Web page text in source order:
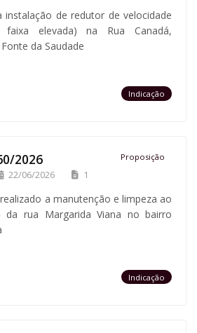
instalação de redutor de velocidade
faixa elevada) na Rua Canadá,
da Saudade
Indicação
2026 Proposição
22/06/2026 1
a manutenção e limpeza ao
da rua Margarida Viana no bairro
Indicação